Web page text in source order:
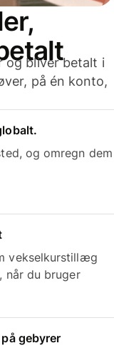
og bliver betalt i
på én konto,
og omregn dem
vekselkurstillæg
når du bruger
gebyrer